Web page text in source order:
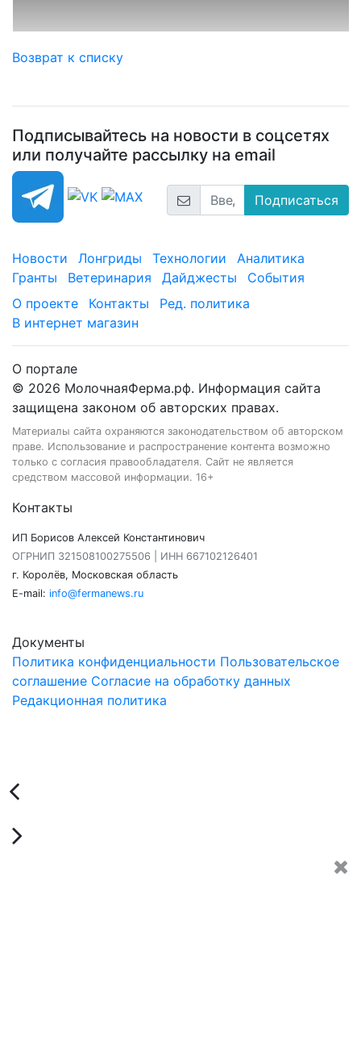
Возврат к списку
Подписывайтесь на новости в соцсетях
или получайте рассылку на email
Подписаться
Новости Лонгриды Технологии
Аналитика
Гранты
Ветеринария Дайджесты
События
О проекте
Контакты
Ред. политика
В интернет магазин
О портале
© 2026 МолочнаяФерма.рф. Информация сайта
защищена законом об авторских правах.
Материалы сайта охраняются законодательством об авторском
праве. Использование и распространение контента возможно
только с согласия правообладателя. Сайт не является
средством массовой информации. 16+
Контакты
ИП Борисов Алексей Константинович
ОГРНИП 321508100275506 | ИНН 667102126401
г. Королёв, Московская область
E-mail: info@fermanews.ru
Документы
Политика конфиденциальности Пользовательское
соглашение Согласие на обработку данных
Редакционная политика